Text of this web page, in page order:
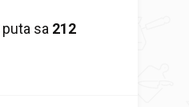
puta sa 212